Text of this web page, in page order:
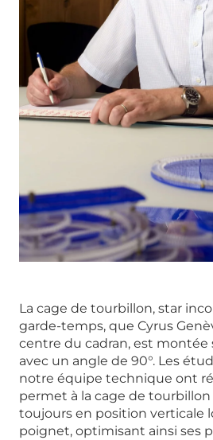
La cage de tourbillon, star
garde-temps, que Cyrus
centre du cadran, est montée
avec un angle de 90°. Les
notre équipe technique ont
permet à la cage de tourbillon
toujours en position verticale
poignet, optimisant ainsi ses